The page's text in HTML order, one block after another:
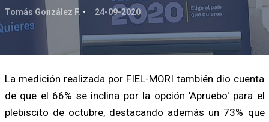
Tomás González F. 24-09-2020
La medición realizada por FIEL-MORI también dio cuenta
de que el 66% se inclina por la opción 'Apruebo' para el
plebiscito de octubre, destacando además un 73% que